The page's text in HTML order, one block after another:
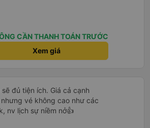
CẦN THANH TOÁN TRƯỚC
Xem giá
đủ tiện ích. Giá cả cạnh
nhưng vé không cao như các
nv lịch sự niềm nở👍